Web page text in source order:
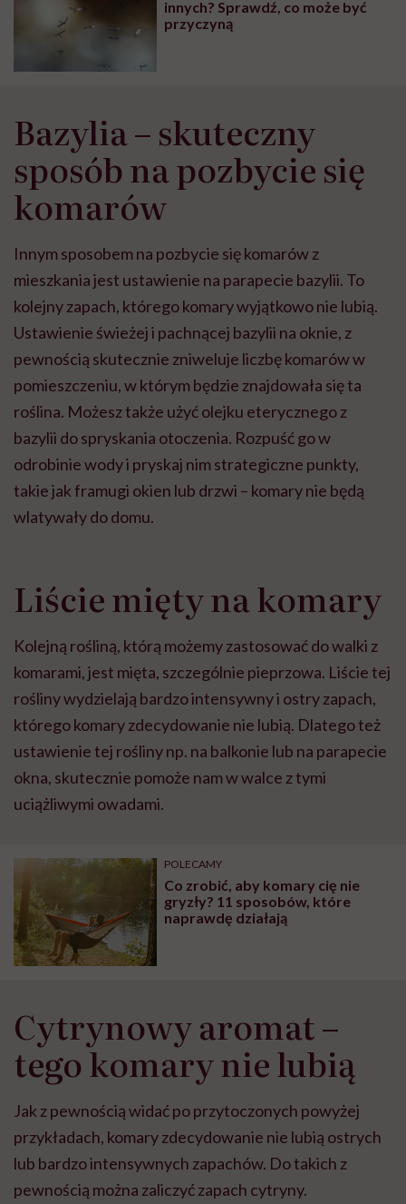
innych? Sprawdź, co może być
przyczyną
Bazylia – skuteczny
sposób na pozbycie się
komarów
Innym sposobem na pozbycie się komarów z
mieszkania jest ustawienie na parapecie bazylii. To
kolejny zapach, którego komary wyjątkowo nie lubią.
Ustawienie świeżej i pachnącej bazylii na oknie, z
pewnością skutecznie zniweluje liczbę komarów w
pomieszczeniu, w którym będzie znajdowała się ta
roślina. Możesz także użyć olejku eterycznego z
bazylii do spryskania otoczenia. Rozpuść go w
odrobinie wody i pryskaj nim strategiczne punkty,
takie jak framugi okien lub drzwi – komary nie będą
wlatywały do domu.
Liście mięty na komary
Kolejną rośliną, którą możemy zastosować do walki z
komarami, jest mięta, szczególnie pieprzowa. Liście tej
rośliny wydzielają bardzo intensywny i ostry zapach,
którego komary zdecydowanie nie lubią. Dlatego też
ustawienie tej rośliny np. na balkonie lub na parapecie
okna, skutecznie pomoże nam w walce z tymi
uciążliwymi owadami.
POLECAMY
Co zrobić, aby komary cię nie
gryzły? 11 sposobów, które
naprawdę działają
Cytrynowy aromat –
tego komary nie lubią
Jak z pewnością widać po przytoczonych powyżej
przykładach, komary zdecydowanie nie lubią ostrych
lub bardzo intensywnych zapachów. Do takich z
pewnością można zaliczyć zapach cytryny.